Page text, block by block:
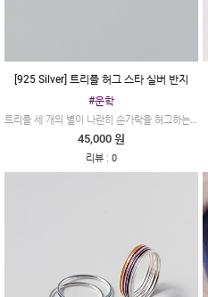
[925 Silver] 트리플 허그 스타 실버 반지
#운학
트리플 세 개의 별이 나란히 손가락을 허그하는 착용감이 좋은 실버 반지입니다
45,000 원
리뷰: 0